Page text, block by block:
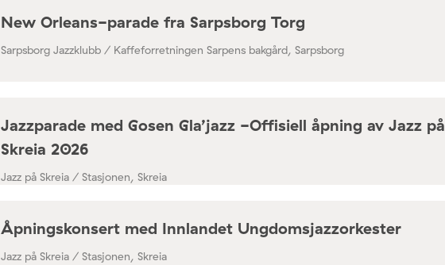
New Orleans-parade fra Sarpsborg Torg
Sarpsborg Jazzklubb / Kaffeforretningen Sarpens bakgård, Sarpsborg
Jazzparade med Gosen Gla’jazz -Offisiell åpning av Jazz på
Skreia 2026
Jazz på Skreia / Stasjonen, Skreia
Åpningskonsert med Innlandet Ungdomsjazzorkester
Jazz på Skreia / Stasjonen, Skreia